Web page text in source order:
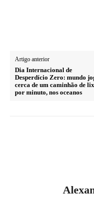
Artigo anterior
Dia Internacional de
Desperdício Zero: mundo
cerca de um caminhão de
por minuto, nos oceanos